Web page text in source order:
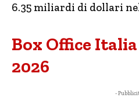
6.35 miliardi di dollari
Box Office
2026
-